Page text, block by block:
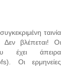
ταινία
Δεν βλέπεται! Οι
έχει άπειρα
Οι ερμηνείες